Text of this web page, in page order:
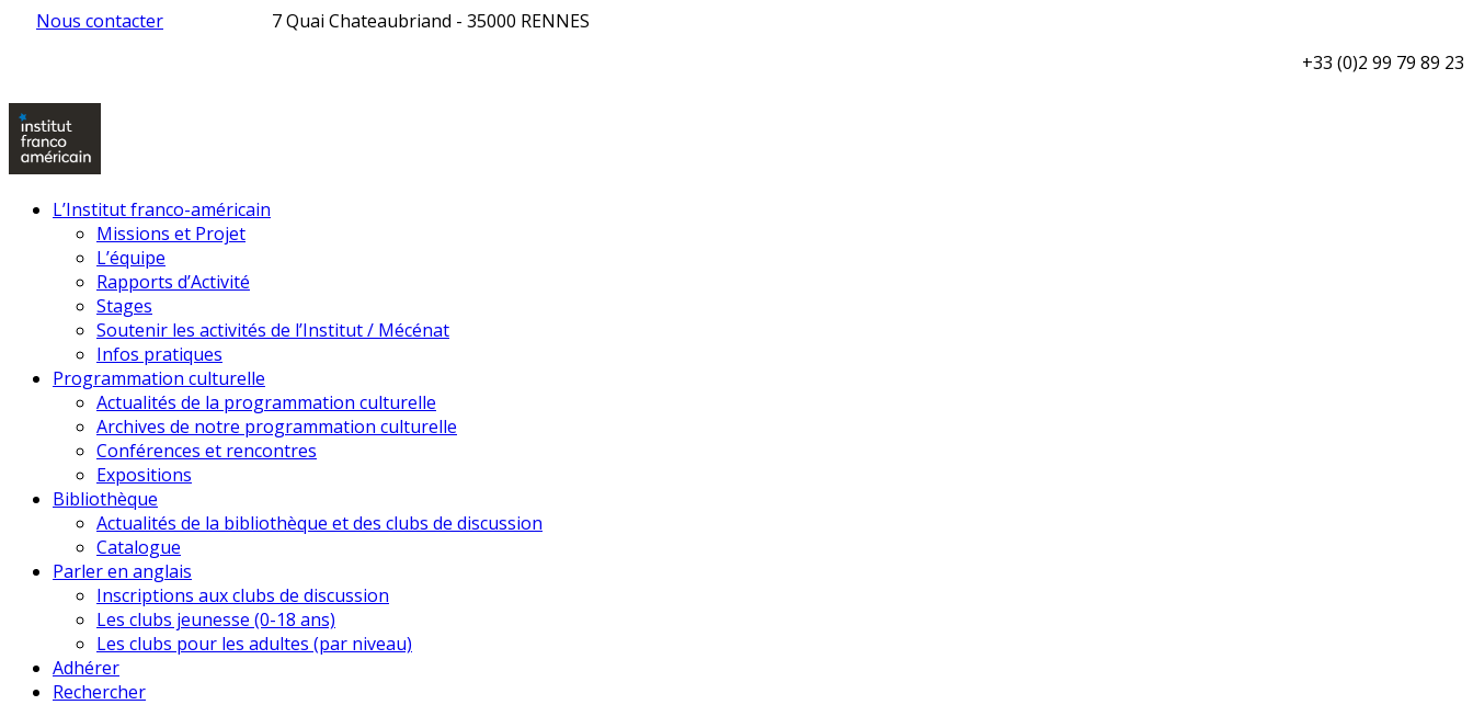
Nous contacter
7 Quai Chateaubriand - 35000 RENNES
+33 (0)2 99 79 89 23
L’Institut franco-américain
Missions et Projet
L’équipe
Rapports d’Activité
Stages
Soutenir les activités de l’Institut / Mécénat
Infos pratiques
Programmation culturelle
Actualités de la programmation culturelle
Archives de notre programmation culturelle
Conférences et rencontres
Expositions
Bibliothèque
Actualités de la bibliothèque et des clubs de discussion
Catalogue
Parler en anglais
Inscriptions aux clubs de discussion
Les clubs jeunesse (0-18 ans)
Les clubs pour les adultes (par niveau)
Adhérer
Rechercher